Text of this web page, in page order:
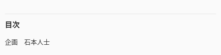
目次
企画 石本人士